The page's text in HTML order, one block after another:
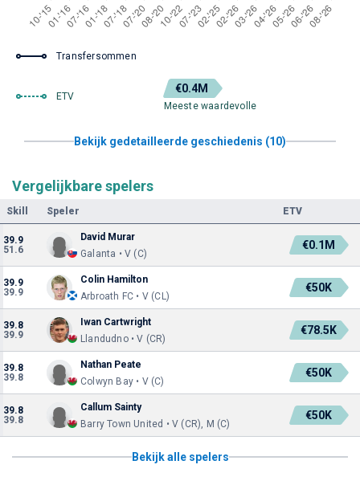
Transfersommen
ETV
€0.4M
Meeste waardevolle
Bekijk gedetailleerde geschiedenis (10)
Vergelijkbare spelers
Skill Speler ETV
39.9
51.6
David Murar
Galanta • V (C)
€0.1M
39.9
39.9
Colin Hamilton
Arbroath FC • V (CL)
€50K
39.8
39.9
Iwan Cartwright
Llandudno • V (CR)
€78.5K
39.8
39.8
Nathan Peate
Colwyn Bay • V (C)
€50K
39.8
39.8
Callum Sainty
Barry Town United • V (CR), M (C)
€50K
Bekijk alle spelers